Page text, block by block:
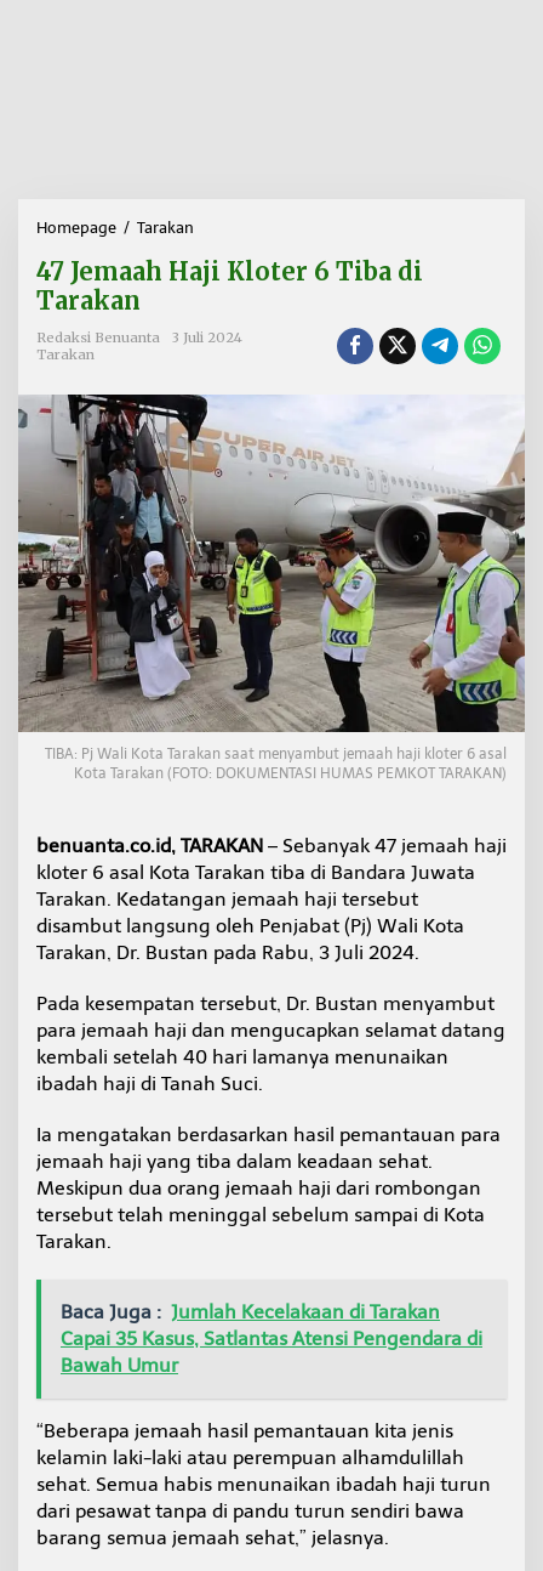
Homepage / Tarakan
J
a
H
a
j
i
o
t
e
r
6
T
i
b
a
d
i
T
a
a
n
47 Jemaah Haji Kloter 6 Tiba di
Tarakan
Redaksi Benuanta
3 Juli 2024
Tarakan
TIBA: Pj Wali Kota Tarakan saat menyambut jemaah haji kloter 6 asal
Kota Tarakan (FOTO: DOKUMENTASI HUMAS PEMKOT TARAKAN)
benuanta.co.id, TARAKAN – Sebanyak 47 jemaah haji
kloter 6 asal Kota Tarakan tiba di Bandara Juwata
Tarakan. Kedatangan jemaah haji tersebut
disambut langsung oleh Penjabat (Pj) Wali Kota
Tarakan, Dr. Bustan pada Rabu, 3 Juli 2024.
Pada kesempatan tersebut, Dr. Bustan menyambut
para jemaah haji dan mengucapkan selamat datang
kembali setelah 40 hari lamanya menunaikan
ibadah haji di Tanah Suci.
Ia mengatakan berdasarkan hasil pemantauan para
jemaah haji yang tiba dalam keadaan sehat.
Meskipun dua orang jemaah haji dari rombongan
tersebut telah meninggal sebelum sampai di Kota
Tarakan.
Baca Juga : Jumlah Kecelakaan di Tarakan
Capai 35 Kasus, Satlantas Atensi Pengendara di
Bawah Umur
“Beberapa jemaah hasil pemantauan kita jenis
kelamin laki-laki atau perempuan alhamdulillah
sehat. Semua habis menunaikan ibadah haji turun
dari pesawat tanpa di pandu turun sendiri bawa
barang semua jemaah sehat,” jelasnya.